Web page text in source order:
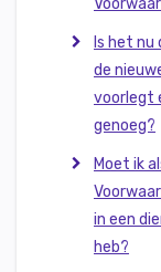
Is het nu
de
voorlegt
genoeg?
Moet ik
in een
heb?